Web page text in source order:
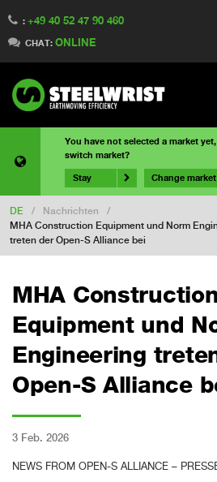
: +49 40 52 47 90 460
CHAT: ONLINE
You have not selected a market
switch market?
Stay Change market
DE / Nachrichten
/
MHA Construction Equipment und Norm
treten der Open-S Alliance bei
MHA Construction
Equipment und
Engineering
Open-S Alliance
3 Feb. 2026
NEWS FROM OPEN-S ALLIANCE –